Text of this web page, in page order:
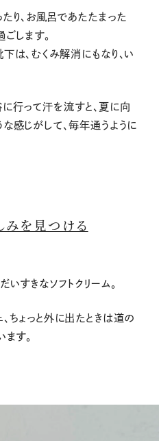
り、お風呂であたたまった
します。
は、むくみ解消にもなり、い
行って汗を流すと、夏に向
感じがして、毎年通うように
を見つける
すきなソフトクリーム。
ちょっと外に出たときは道の
す。